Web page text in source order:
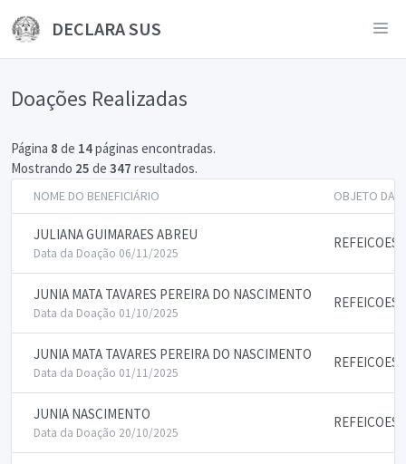
DECLARA SUS
Doações Realizadas
Página 8 de 14páginas encontradas.
Mostrando 25 de 347 resultados.
NOME DO BENEFICIÁRIO OBJETO DA
JULIANA GUIMARAES ABREU
Data da Doação 06/11/2025
REFEICOES
JUNIA MATA TAVARES PEREIRA DO NASCIMENTO
Data da Doação 01/10/2025
REFEICOES
JUNIA MATA TAVARES PEREIRA DO NASCIMENTO
Data da Doação 01/11/2025
REFEICOES
JUNIA NASCIMENTO
Data da Doação 20/10/2025
REFEICOES